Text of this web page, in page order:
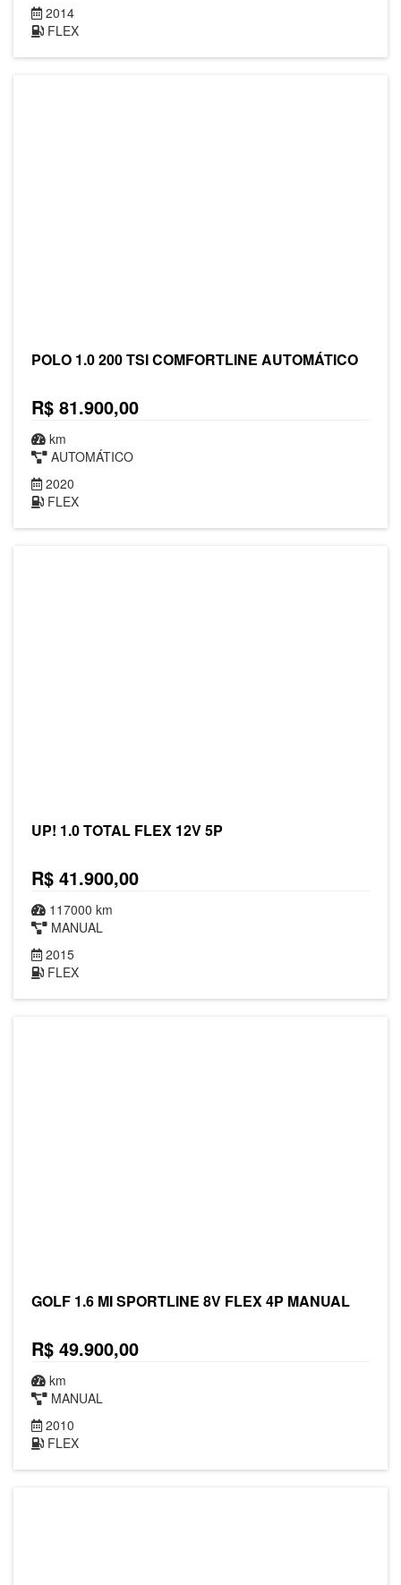
2014
FLEX
POLO 1.0 200 TSI COMFORTLINE AUTOMÁTICO
R$ 81.900,00
km
AUTOMÁTICO
2020
FLEX
UP! 1.0 TOTAL FLEX 12V 5P
R$ 41.900,00
117000 km
MANUAL
2015
FLEX
GOLF 1.6 MI SPORTLINE 8V FLEX 4P MANUAL
R$ 49.900,00
km
MANUAL
2010
FLEX